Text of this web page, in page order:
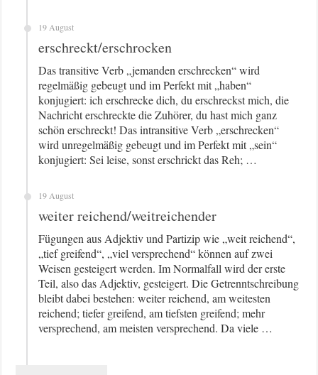
19 August
erschreckt/erschrocken
Das transitive Verb „jemanden erschrecken“ wird
regelmäßig gebeugt und im Perfekt mit „haben“
konjugiert: ich erschrecke dich, du erschreckst mich, die
Nachricht erschreckte die Zuhörer, du hast mich ganz
schön erschreckt! Das intransitive Verb „erschrecken“
wird unregelmäßig gebeugt und im Perfekt mit „sein“
konjugiert: Sei leise, sonst erschrickt das Reh; …
19 August
weiter reichend/weitreichender
Fügungen aus Adjektiv und Partizip wie „weit reichend“,
„tief greifend“, „viel versprechend“ können auf zwei
Weisen gesteigert werden. Im Normalfall wird der erste
Teil, also das Adjektiv, gesteigert. Die Getrenntschreibung
bleibt dabei bestehen: weiter reichend, am weitesten
reichend; tiefer greifend, am tiefsten greifend; mehr
versprechend, am meisten versprechend. Da viele …